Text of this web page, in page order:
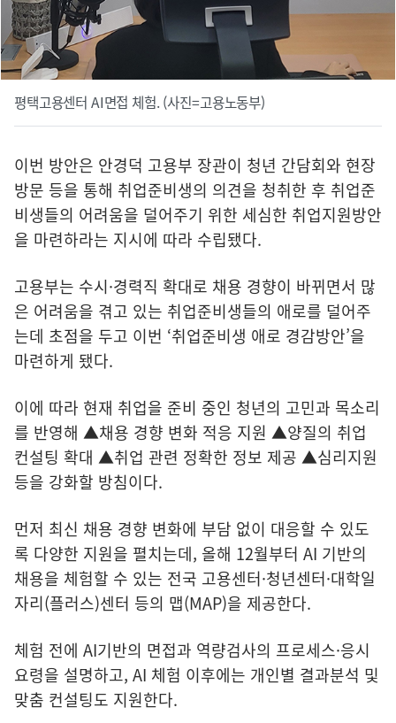
평택고용센터 AI면접 체험. (사진=고용노동부)
이번 방안은 안경덕 고용부 장관이 청년 간담회와 현장
방문 등을 통해 취업준비생의 의견을 청취한 후 취업준
비생들의 어려움을 덜어주기 위한 세심한 취업지원방안
을 마련하라는 지시에 따라 수립됐다.
고용부는 수시·경력직 확대로 채용 경향이 바뀌면서 많
은 어려움을 겪고 있는 취업준비생들의 애로를 덜어주
는데 초점을 두고 이번 ‘취업준비생 애로 경감방안’을
마련하게 됐다.
이에 따라 현재 취업을 준비 중인 청년의 고민과 목소리
를 반영해 ▲채용 경향 변화 적응 지원 ▲양질의 취업
컨설팅 확대 ▲취업 관련 정확한 정보 제공 ▲심리지원
등을 강화할 방침이다.
먼저 최신 채용 경향 변화에 부담 없이 대응할 수 있도
록 다양한 지원을 펼치는데, 올해 12월부터 AI 기반의
채용을 체험할 수 있는 전국 고용센터·청년센터·대학일
자리(플러스)센터 등의 맵(MAP)을 제공한다.
체험 전에 AI기반의 면접과 역량검사의 프로세스·응시
요령을 설명하고, AI 체험 이후에는 개인별 결과분석 및
맞춤 컨설팅도 지원한다.